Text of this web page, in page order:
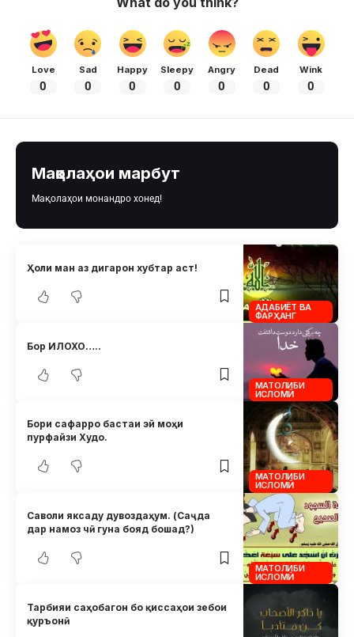
Love
0
Sad
0
Happy
0
Sleepy
0
Angry
0
Dead
0
Wink
0
Мақолаҳои марбут
Мақолаҳои монандро хонед!
АДАБИЁТ ВА
ФАРҲАНГ
Ҳоли ман аз дигарон хубтар аст!
МАТОЛИБИ
ИСЛОМӢ
Бор ИЛОХО…..
МАТОЛИБИ
ИСЛОМӢ
Бори сафарро бастаи эй моҳи
пурфайзи Худо.
МАТОЛИБИ
ИСЛОМӢ
Саволи яксаду дувоздаҳум. (Саҷда
дар намоз чӣ гуна бояд бошад?)
Тарбияи саҳобагон бо қиссаҳои зебои
қуръонӣ